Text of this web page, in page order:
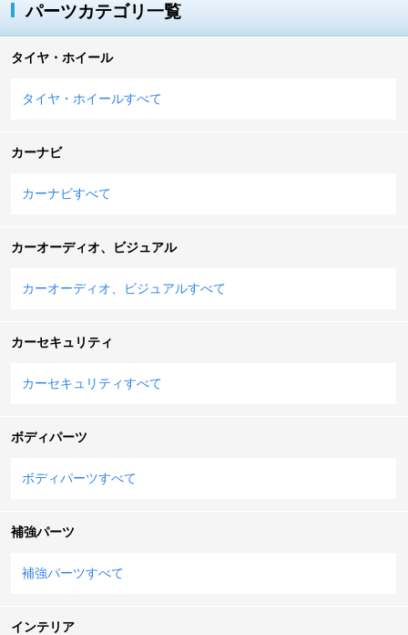
パーツカテゴリ一覧
タイヤ・ホイール
タイヤ・ホイールすべて
カーナビ
カーナビすべて
カーオーディオ、ビジュアル
カーオーディオ、ビジュアルすべて
カーセキュリティ
カーセキュリティすべて
ボディパーツ
ボディパーツすべて
補強パーツ
補強パーツすべて
インテリア